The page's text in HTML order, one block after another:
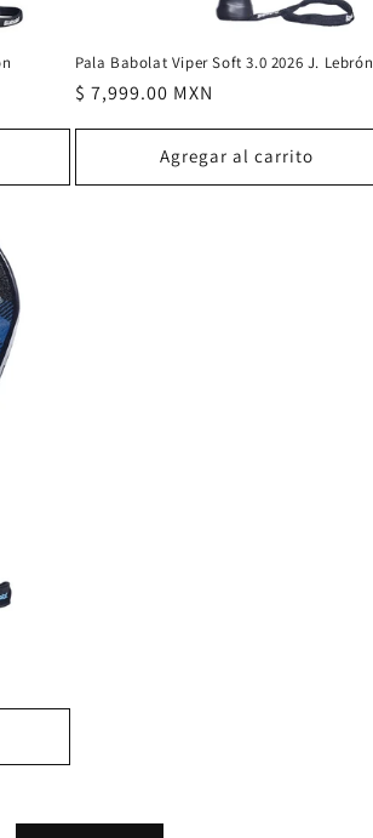
Pala Babolat Viper Soft 3.0 2026 J. Lebrón
Precio
$ 7,999.00 MXN
Agregar al carrito